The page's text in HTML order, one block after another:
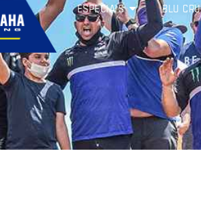
ESPECIAIS BLU CRU